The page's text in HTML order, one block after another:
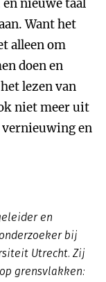
nieuwe taal
Want het
alleen om
doen en
lezen van
niet meer uit
vernieuwing en
en
bij
Utrecht. Zij
grensvlakken: